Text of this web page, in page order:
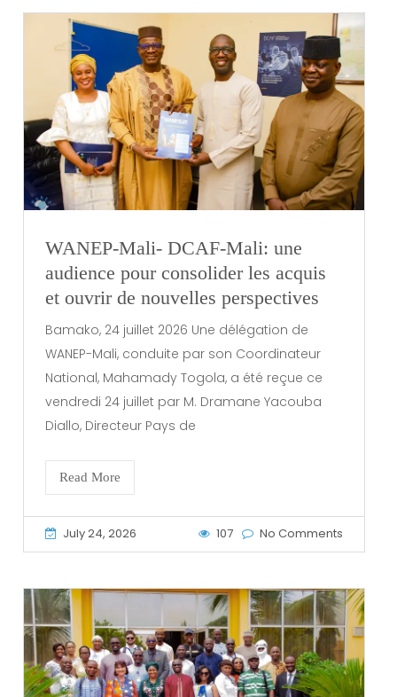
WANEP-Mali- DCAF-Mali: une
audience pour consolider les acquis
et ouvrir de nouvelles perspectives
Bamako, 24 juillet 2026 Une délégation de
WANEP-Mali, conduite par son Coordinateur
National, Mahamady Togola, a été reçue ce
vendredi 24 juillet par M. Dramane Yacouba
Diallo, Directeur Pays de
Read More
July 24, 2026 107 No Comments